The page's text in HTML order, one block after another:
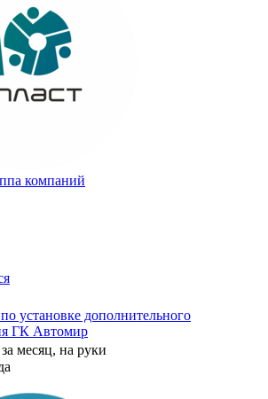
компаний
установке дополнительного
ГК Автомир
за месяц, на руки